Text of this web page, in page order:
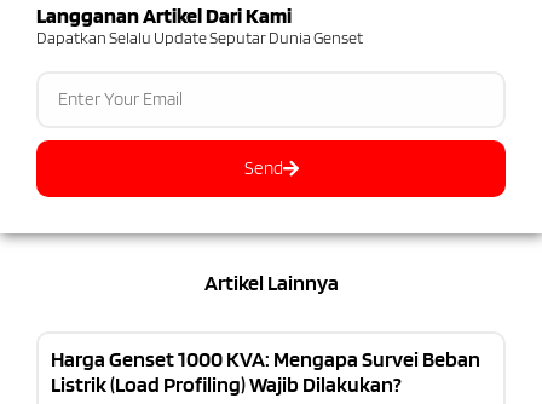
Langganan Artikel Dari Kami
Dapatkan Selalu Update Seputar Dunia Genset
Send
Artikel Lainnya
Harga Genset 1000 KVA: Mengapa Survei Beban
Listrik (Load Profiling) Wajib Dilakukan?